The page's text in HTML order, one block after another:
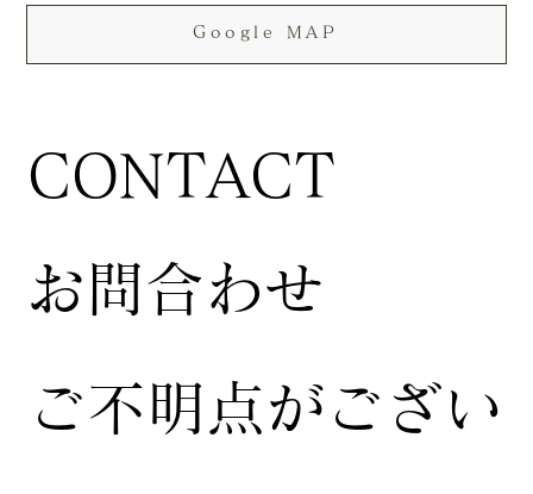
お問合わせ
ご不明点がござい
Google MAP
CONTACT